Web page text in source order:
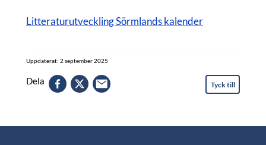
Litteraturutveckling Sörmlands kalender
Uppdaterat: 2 september 2025
Dela Tyck till